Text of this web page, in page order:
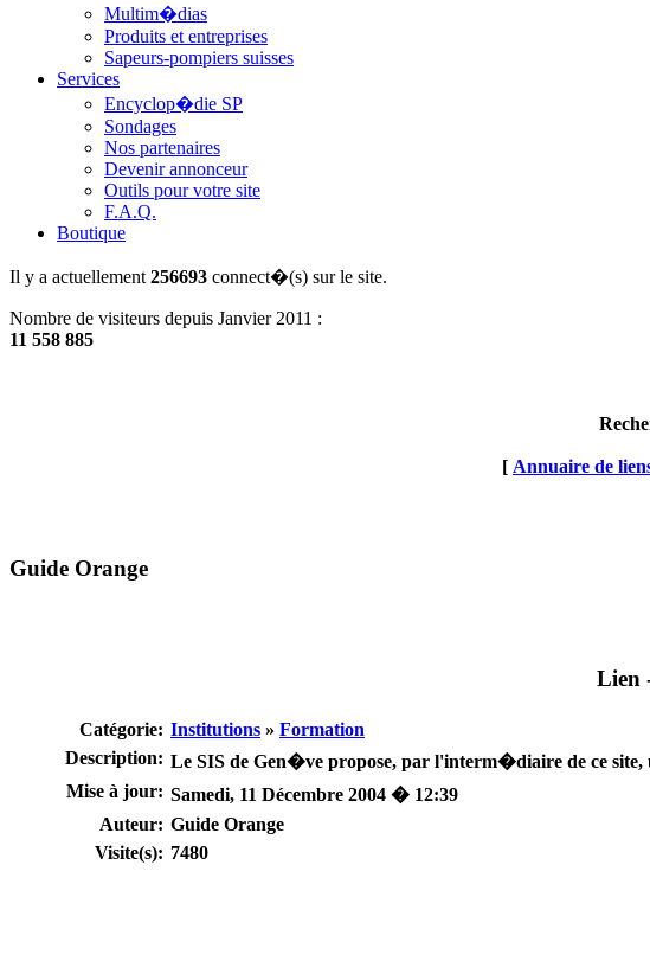
Multim�dias
Produits et entreprises
Sapeurs-pompiers suisses
Services
Encyclop�die SP
Sondages
Nos partenaires
Devenir annonceur
Outils pour votre site
F.A.Q.
Boutique
Il y a actuellement 256693 connect�(s) sur le site.
Nombre de visiteurs depuis Janvier 2011 :
11 558 885
[ Annuaire de
Guide Orange
Lien
Catégorie: Institutions » Formation
Description: Le SIS de Gen�ve propose, par l'interm�diaire de ce site,
Mise à jour: Samedi, 11 Décembre 2004 � 12:39
Auteur: Guide Orange
Visite(s): 7480